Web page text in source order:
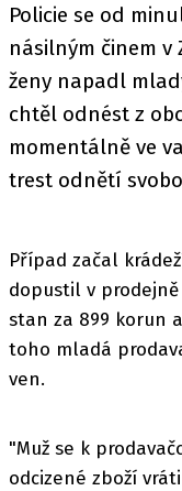
Policie se od
násilným činem v
ženy napadl
chtěl odnést z
momentálně ve
trest odnětí
Případ začal
dopustil v
stan za 899 korun
toho mladá
ven.
"Muž se k
odcizené zboží